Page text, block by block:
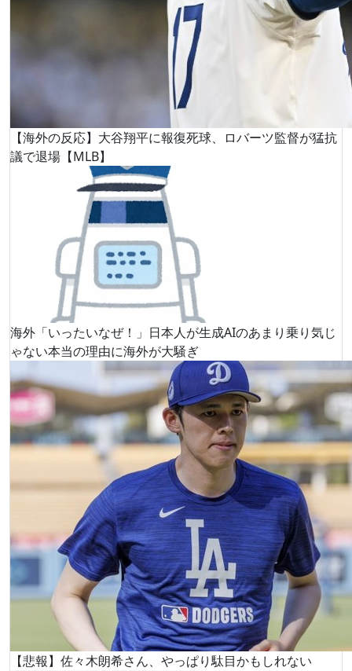
【海外の反応】大谷翔平に報復死球、ロバーツ監督が猛抗
議で退場【MLB】
海外「いったいなぜ！」日本人が生成AIのあまり乗り気じ
ゃない本当の理由に海外が大騒ぎ
【悲報】佐々木朗希さん、やっぱり駄目かもしれない